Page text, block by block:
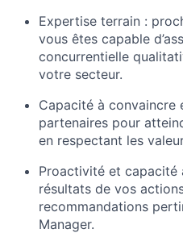
Expertise terrain :
vous êtes capable
concurrentielle
votre secteur.
Capacité à convaincre
partenaires pour
en respectant les
Proactivité et capacité
résultats de vos
recommandations
Manager.